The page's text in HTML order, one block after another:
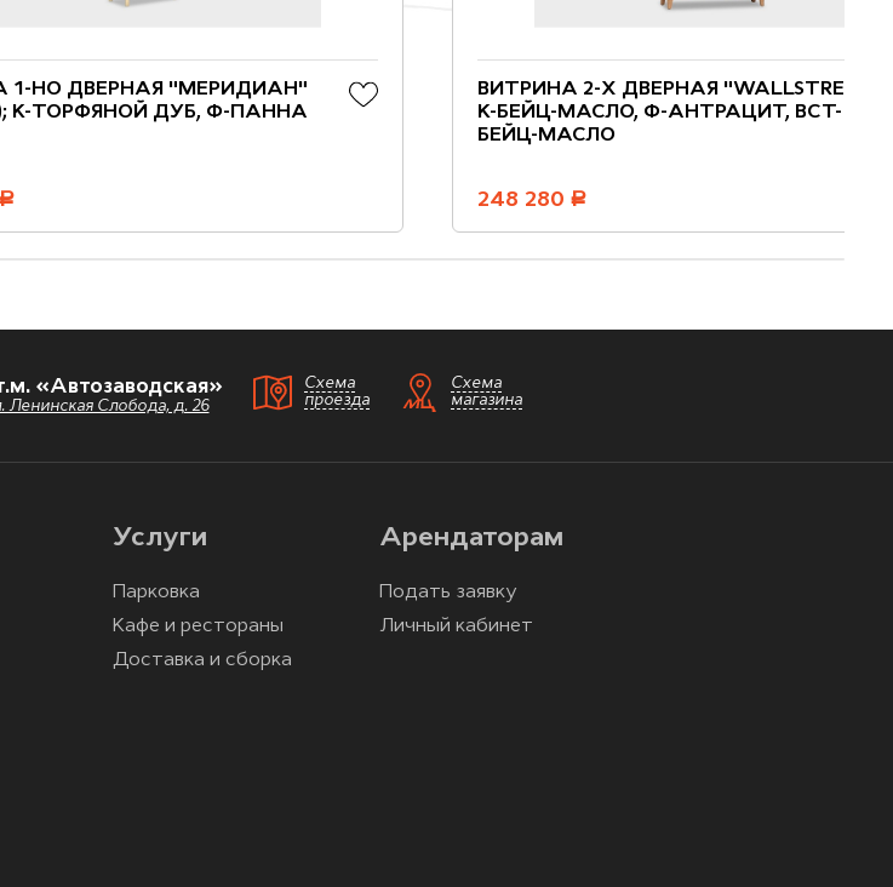
1-НО ДВЕРНАЯ "МЕРИДИАН"
К-ТОРФЯНОЙ ДУБ, Ф-ПАННА
руб.
ВИТРИНА 2-Х ДВЕРНАЯ "WALLSTREET";
К-БЕЙЦ-МАСЛО, Ф-АНТРАЦИТ, ВСТ-
БЕЙЦ-МАСЛО
248 280 руб.
«Автозаводская»
Ленинская Слобода, д. 26
Схема
проезда
Схема
магазина
Услуги
Парковка
Кафе и рестораны
Доставка и сборка
Арендаторам
Подать заявку
Личный кабинет